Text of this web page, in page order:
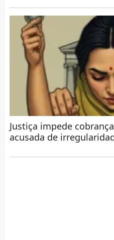
Justiça impede
acusada de